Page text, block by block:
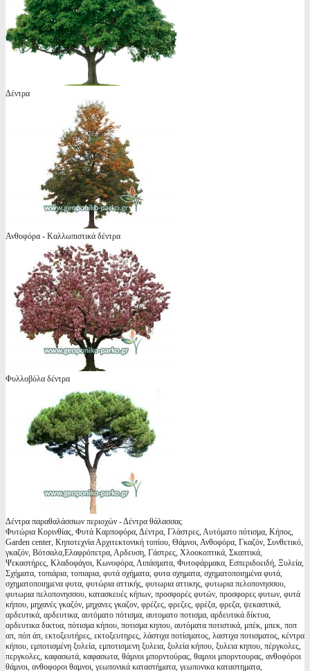
Δέντρα
Ανθοφόρα - Καλλωπιστικά δέντρα
Φυλλοβόλα δέντρα
Δέντρα παραθαλάσσιων περιοχών - Δέντρα θάλασσας
Φυτώρια Κορινθίας, Φυτά Καρποφόρα, Δέντρα, Γλάστρες, Αυτόματο πότισμα, Κήπος,
Garden center, Κηποτεχνία Αρχιτεκτονική τοπίου, Θάμνοι, Ανθοφόρα, Γκαζόν, Συνθετικό,
γκαζόν, Βότσαλα,Ελαφρόπετρα, Αρδευση, Γάστρες, Χλοοκοπτικά, Σκαπτικά,
Ψεκαστήρες, Κλαδοφάγοι, Κωνοφόρα, Λιπάσματα, Φυτοφάρμακα, Εσπεριδοειδή, Ξυλεία,
Σχήματα, τοπιάρια, τοπιαρια, φυτά σχήματα, φυτα σχηματα, σχηματοποιημένα φυτά,
σχηματοποιημενα φυτα, φυτώρια αττικής, φυτωρια αττικης, φυτωρια πελοπονησσου,
φυτωρια πελοπονησσου, κατασκευές κήπων, προσφορές φυτών, προσφορες φυτων, φυτά
κήπου, μηχανές γκαζόν, μηχανες γκαζον, φρέζες, φρεζες, φρέζα, φρεζα, ψεκαστικά,
αρδευτικά, αρδευτικα, αυτόματο πότισμα, αυτοματο ποτισμα, αρδευτικά δίκτυα,
αρδευτικα δικτυα, πότισμα κήπου, ποτισμα κηπου, αυτόματα ποτιστικά, μπέκ, μπεκ, ποπ
απ, πόπ άπ, εκτοξευτήρες, εκτοξευτηρες, λάστιχα ποτίσματος, λαστιχα ποτισματος, κέντρα
κήπου, εμποτισμένη ξυλεία, εμποτισμενη ξυλεια, ξυλεία κήπου, ξυλεια κηπου, πέργκολες,
περγκολες, καφασωτά, καφασωτα, θάμνοι μπορντούρας, θαμνοι μπορντουρας, ανθοφόροι
θάμνοι, ανθοφοροι θαμνοι, γεωπονικά καταστήματα, γεωπονικα καταστηματα,